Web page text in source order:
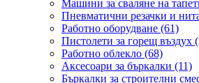
Машини за сваляне на
Пневматични резачки и
Работно оборудване (61)
Пистолети за горещ въздух
Работно облекло (68)
Аксесоари за бъркалки (11)
Бъркалки за строителни